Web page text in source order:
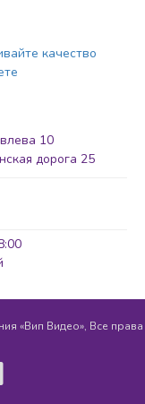
10
дорога 25
«Вип Видео», Все